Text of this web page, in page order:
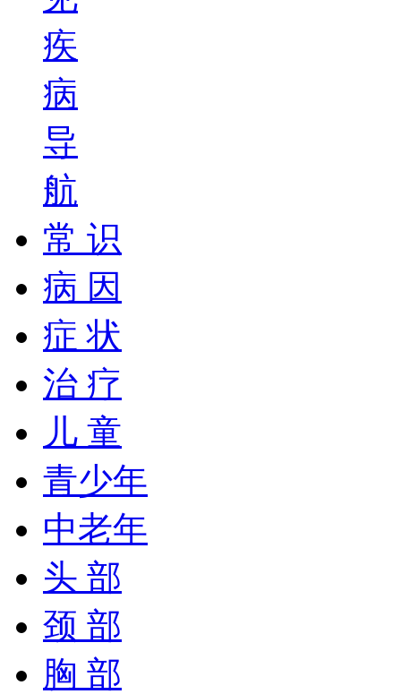
疾
病
导
航
常 识
病 因
症 状
治 疗
儿 童
青少年
中老年
头 部
颈 部
胸 部